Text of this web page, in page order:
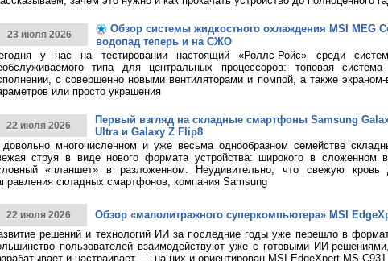
23 июля 2026
Обзор системы жидкостного охлаждения MSI MEG
водопад теперь и на СЖО
у нас на тестировании настоящий «Роллс-Ройс» среди
типа для центральных процессоров: топовая
с совершенно новыми вентиляторами и помпой, а также
или просто украшения
22 июля 2026
Первый взгляд на складные смартфоны Samsung
Ultra и Galaxy Z Flip8
многочисленном и уже весьма однообразном семействе
струя в виде нового формата устройства: широкого в сложенном
«планшет» в разложенном. Неудивительно, что свежую кровь
складных смартфонов, компания Samsung
22 июля 2026
Обзор «малолитражного суперкомпьютера» MSI
решений и технологий ИИ за последние годы уже перешло в
пользователей взаимодействуют уже с готовыми ИИ-
и настраивает, — на них и ориентирован MSI EdgeXpert MS-C931